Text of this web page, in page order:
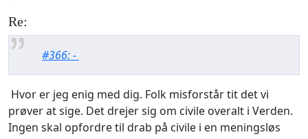
Re:
#366: -
Hvor er jeg enig med dig. Folk misforstår tit det vi
prøver at sige. Det drejer sig om civile overalt i Verden.
Ingen skal opfordre til drab på civile i en meningsløs